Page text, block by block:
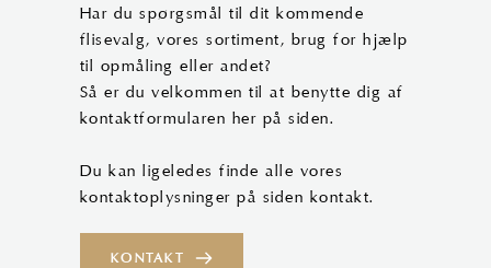
Har du spørgsmål til dit kommende
flisevalg, vores sortiment, brug for hjælp
til opmåling eller andet?
Så er du velkommen til at benytte dig af
kontaktformularen her på siden.
Du kan ligeledes finde alle vores
kontaktoplysninger på siden kontakt.
KONTAKT